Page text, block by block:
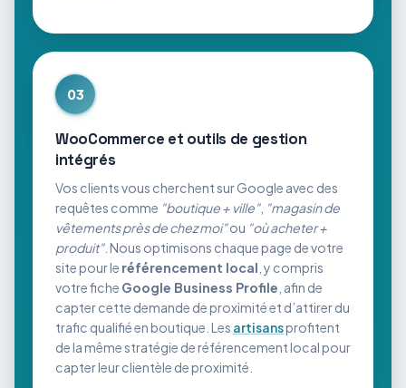
03
WooCommerce et outils de gestion
intégrés
Vos clients vous cherchent sur Google avec des
requêtes comme "boutique + ville", "magasin de
vêtements près de chez moi"ou "où acheter +
produit". Nous optimisons chaque page de votre
site pour le référencement local , y compris
votre fiche Google Business Profile , afin de
capter cette demande de proximité et d’attirer du
trafic qualifié en boutique. Les artisansprofitent
de la même stratégie de référencement local pour
capter leur clientèle de proximité.